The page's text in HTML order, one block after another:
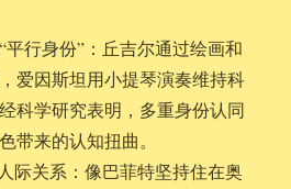
行身份”：丘吉尔通过绘画和
爱因斯坦用小提琴演奏维持科
科学研究表明，多重身份认同
带来的认知扭曲。
际关系：像巴菲特坚持住在奥